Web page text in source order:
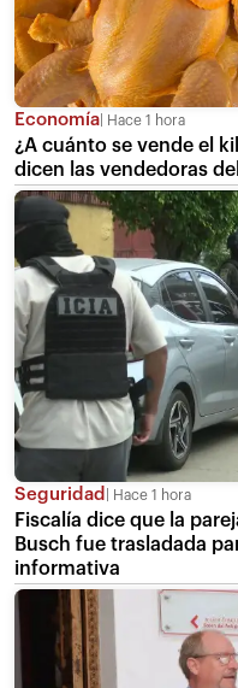
Economía Hace 1 hora
¿A cuánto se vende el
dicen las vendedoras
Seguridad Hace 1 hora
Fiscalía dice que la
Busch fue trasladada
informativa